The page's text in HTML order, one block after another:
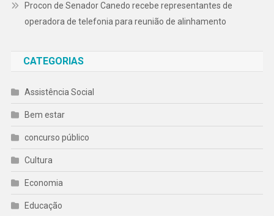
Procon de Senador Canedo recebe representantes de
operadora de telefonia para reunião de alinhamento
CATEGORIAS
Assistência Social
Bem estar
concurso público
Cultura
Economia
Educação